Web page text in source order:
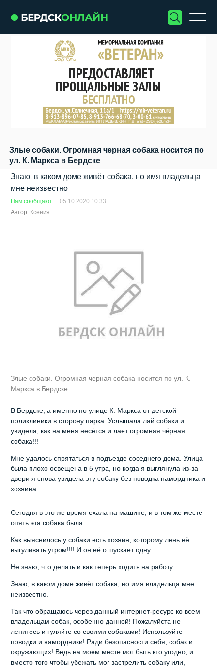
Злые собаки. Огромная черная собака носится по
ул. К. Маркса в Бердске
Знаю, в каком доме живёт собака, но имя владельца
мне неизвестно
Нам сообщают
05.10.2020 10:33
Автор: Ксения
Злые собаки. Огромная черная собака носится по ул. К.
Маркса в Бердске
В Бердске, а именно по улице К. Маркса от детской
поликлиники в сторону парка. Услышала лай собаки и
увидела, как на меня несётся и лает огромная чёрная
собака!!!
Мне удалось спрятаться в подъезде соседнего дома. Улица
была плохо освещена в 5 утра, но когда я выглянула из-за
двери я снова увидела эту собаку без поводка намордника и
хозяина.
Сегодня в это же время ехала на машине, и в том же месте
опять эта собака была.
Как выяснилось у собаки есть хозяин, которому лень её
выгуливать утром!!!! И он её отпускает одну.
Не знаю, что делать и как теперь ходить на работу…
Знаю, в каком доме живёт собака, но имя владельца мне
неизвестно.
Так что обращаюсь через данный интернет-ресурс ко всем
владельцам собак, особенно данной! Пожалуйста не
ленитесь и гуляйте со своими собаками! Используйте
поводки и намордники! Ради безопасности себя, собак и
окружающих! Ведь на моем месте мог быть кто угодно, и
вместо того чтобы убежать мог застрелить собаку или,